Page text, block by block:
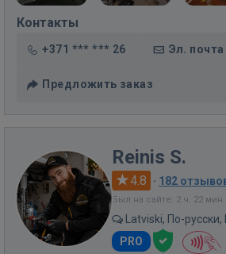
Контакты
+371 *** *** 26 Эл. почта
Предложить заказ
Reinis S.
4.8 · 182
Был на сайте: 2 ч. 22 мин.
Latviski, По-русски,
PRO